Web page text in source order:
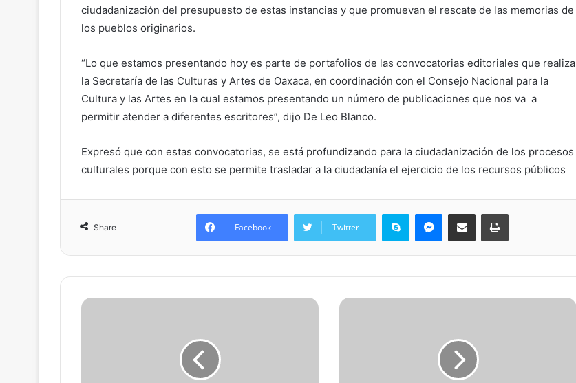
ciudadanización del presupuesto de estas instancias y que promuevan el rescate de las memorias de
los pueblos originarios.
“Lo que estamos presentando hoy es parte de portafolios de las convocatorias editoriales que realiza
la Secretaría de las Culturas y Artes de Oaxaca, en coordinación con el Consejo Nacional para la
Cultura y las Artes en la cual estamos presentando un número de publicaciones que nos va a
permitir atender a diferentes escritores”, dijo De Leo Blanco.
Expresó que con estas convocatorias, se está profundizando para la ciudadanización de los procesos
culturales porque con esto se permite trasladar a la ciudadanía el ejercicio de los recursos públicos
Share Facebook Twitter
Skype Messenger
Share via Email Print